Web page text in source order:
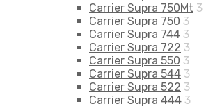
Carrier Supra 750Mt 3
Carrier Supra 750 3
Carrier Supra 744 3
Carrier Supra 722 3
Carrier Supra 550 3
Carrier Supra 544 3
Carrier Supra 522 3
Carrier Supra 444 3